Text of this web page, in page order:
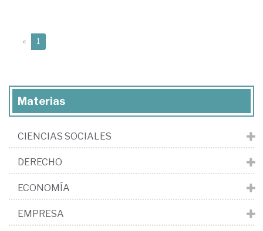
« 1
Materias
CIENCIAS SOCIALES
DERECHO
ECONOMÍA
EMPRESA